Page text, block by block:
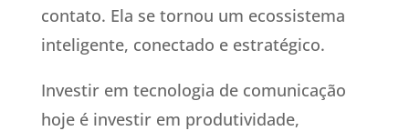
contato. Ela se tornou um ecossistema
inteligente, conectado e estratégico.
Investir em tecnologia de comunicação
hoje é investir em produtividade,